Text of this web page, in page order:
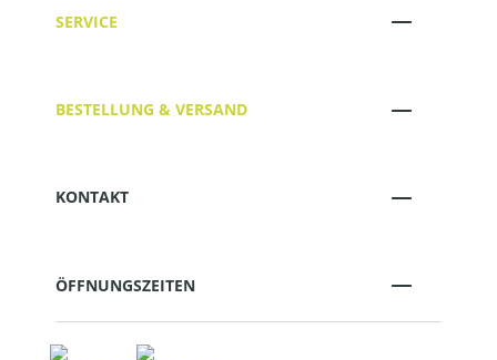
SERVICE
BESTELLUNG & VERSAND
KONTAKT
ÖFFNUNGSZEITEN